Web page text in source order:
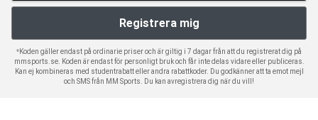
*Koden gäller endast på ordinarie priser och är giltig i 7 dagar från att du registrerat dig på
mmsports.se. Koden är endast för personligt bruk och får inte delas vidare eller publiceras.
Kan ej kombineras med studentrabatt eller andra rabattkoder. Du godkänner att ta emot mejl
och SMS från MM Sports. Du kan avregistrera dig när du vill!